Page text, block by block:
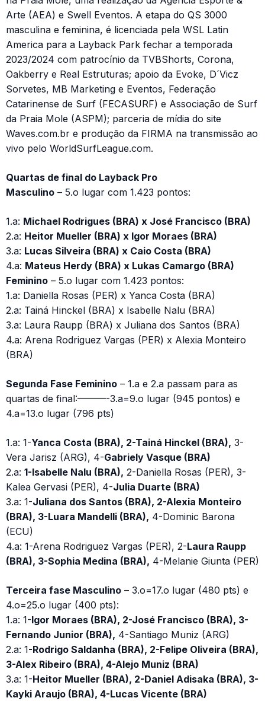
Arte (AEA) e Swell Eventos. A etapa do QS 3000
masculina e feminina, é licenciada pela WSL Latin
America para a Layback Park fechar a temporada
2023/2024 com patrocínio da TVBShorts, Corona,
Oakberry e Real Estruturas; apoio da Evoke, D´Vicz
Sorvetes, MB Marketing e Eventos, Federação
Catarinense de Surf (FECASURF) e Associação de Surf
da Praia Mole (ASPM); parceria de mídia do site
Waves.com.br e produção da FIRMA na transmissão ao
vivo pelo WorldSurfLeague.com.
Quartas de final do Layback Pro
Masculino – 5.o lugar com 1.423 pontos:
1.a: Michael Rodrigues (BRA) x José Francisco (BRA)
2.a: Heitor Mueller (BRA) x Igor Moraes (BRA)
3.a: Lucas Silveira (BRA) x Caio Costa (BRA)
4.a: Mateus Herdy (BRA) x Lukas Camargo (BRA)
Feminino – 5.o lugar com 1.423 pontos:
1.a: Daniella Rosas (PER) x Yanca Costa (BRA)
2.a: Tainá Hinckel (BRA) x Isabelle Nalu (BRA)
3.a: Laura Raupp (BRA) x Juliana dos Santos (BRA)
4.a: Arena Rodriguez Vargas (PER) x Alexia Monteiro
(BRA)
Segunda Fase Feminino – 1.a e 2.a passam para as
quartas de final:———-3.a=9.o lugar (945 pontos) e
4.a=13.o lugar (796 pts)
1.a: 1-Yanca Costa (BRA), 2-Tainá Hinckel (BRA), 3-
Vera Jarisz (ARG), 4-Gabriely Vasque (BRA)
2.a: 1-Isabelle Nalu (BRA), 2-Daniella Rosas (PER), 3-
Kalea Gervasi (PER), 4-Julia Duarte (BRA)
3.a: 1-Juliana dos Santos (BRA), 2-Alexia Monteiro
(BRA), 3-Luara Mandelli (BRA), 4-Dominic Barona
(ECU)
4.a: 1-Arena Rodriguez Vargas (PER), 2-Laura Raupp
(BRA), 3-Sophia Medina (BRA), 4-Melanie Giunta (PER)
Terceira fase Masculino – 3.o=17.o lugar (480 pts) e
4.o=25.o lugar (400 pts):
1.a: 1-Igor Moraes (BRA), 2-José Francisco (BRA), 3-
Fernando Junior (BRA), 4-Santiago Muniz (ARG)
2.a: 1-Rodrigo Saldanha (BRA), 2-Felipe Oliveira (BRA),
3-Alex Ribeiro (BRA), 4-Alejo Muniz (BRA)
3.a: 1-Heitor Mueller (BRA), 2-Daniel Adisaka (BRA), 3-
Kayki Araujo (BRA), 4-Lucas Vicente (BRA)